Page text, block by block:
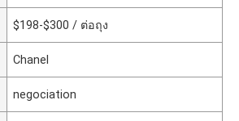
$198-$300 / ต่อถุง
Chanel
negociation